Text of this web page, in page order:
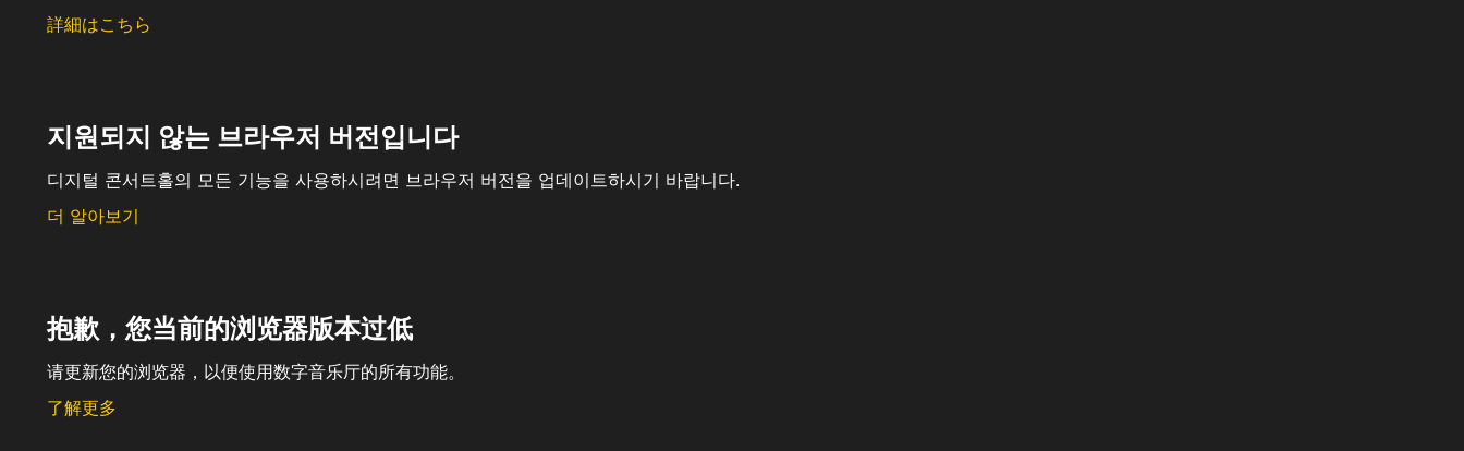
詳細はこちら
지원되지 않는 브라우저 버전입니다
디지털 콘서트홀의 모든 기능을 사용하시려면 브라우저 버전을 업데이트하시기 바랍니다.
더 알아보기
抱歉，您当前的浏览器版本过低
请更新您的浏览器，以便使用数字音乐厅的所有功能。
了解更多